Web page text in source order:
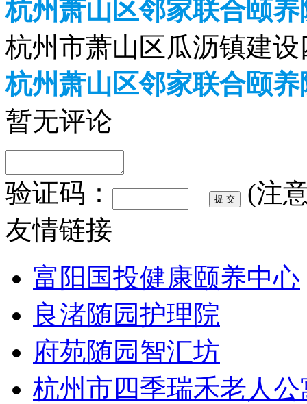
杭州萧山区邻家联合颐
杭州市萧山区瓜沥镇建设
杭州萧山区邻家联合颐
暂无评论
验证码：
(注
友情链接
富阳国投健康颐养中心
良渚随园护理院
府苑随园智汇坊
杭州市四季瑞禾老人公